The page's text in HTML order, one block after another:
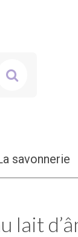
savonnerie
lait